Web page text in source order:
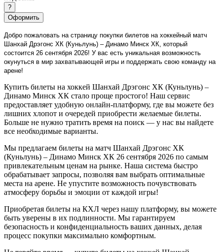
Оформить
Добро пожаловать на страницу покупки билетов на хоккейный матч
Шанхай Дрэгонс ХК (Куньлунь) – Динамо Минск ХК, который
состоится 26 сентября 2026! У вас есть уникальная возможность
окунуться в мир захватывающей игры и поддержать свою команду на
арене!
Купить билеты на хоккей Шанхай Дрэгонс ХК (Куньлунь) –
Динамо Минск ХК стало проще простого! Наш сервис
предоставляет удобную онлайн-платформу, где вы можете без
лишних хлопот и очередей приобрести желаемые билеты.
Больше не нужно тратить время на поиск — у нас вы найдете
все необходимые варианты.
Мы предлагаем билеты на матч Шанхай Дрэгонс ХК
(Куньлунь) – Динамо Минск ХК 26 сентября 2026 по самым
привлекательным ценам на рынке. Наша система быстро
обрабатывает запросы, позволяя вам выбрать оптимальные
места на арене. Не упустите возможность почувствовать
атмосферу борьбы и эмоции от каждой игры!
Приобретая билеты на КХЛ через нашу платформу, вы можете
быть уверены в их подлинности. Мы гарантируем
безопасность и конфиденциальность ваших данных, делая
процесс покупки максимально комфортным.